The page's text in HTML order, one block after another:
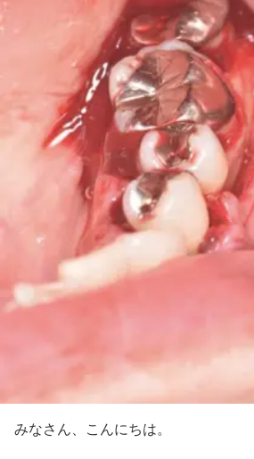
みなさん、こんにちは。